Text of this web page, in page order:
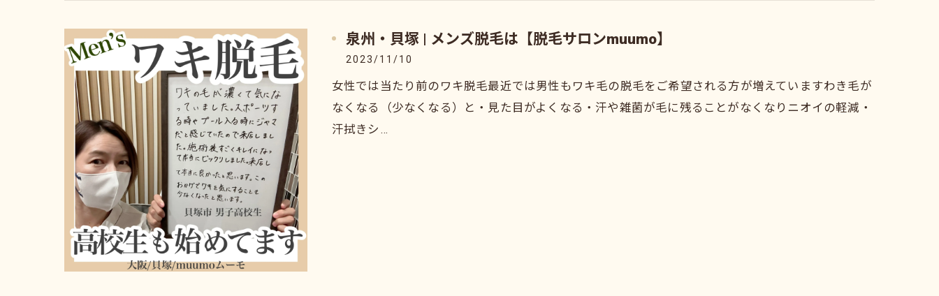
泉州・貝塚 | メンズ脱毛は【脱毛サロンmuumo】
2023/11/10
女性では当たり前のワキ脱毛最近では男性もワキ毛の脱毛をご希望される方が増えていますわき毛が
なくなる（少なくなる）と・見た目がよくなる・汗や雑菌が毛に残ることがなくなりニオイの軽減・
汗拭きシ…